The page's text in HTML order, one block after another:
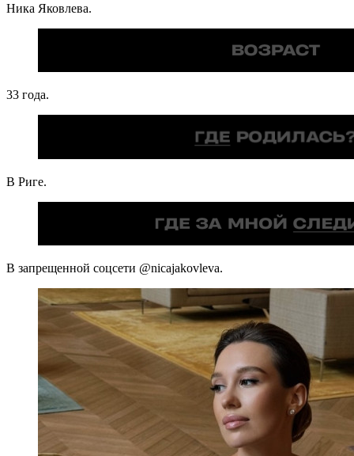
Ника Яковлева.
33 года.
В Риге.
В запрещенной соцсети @nicajakovleva.